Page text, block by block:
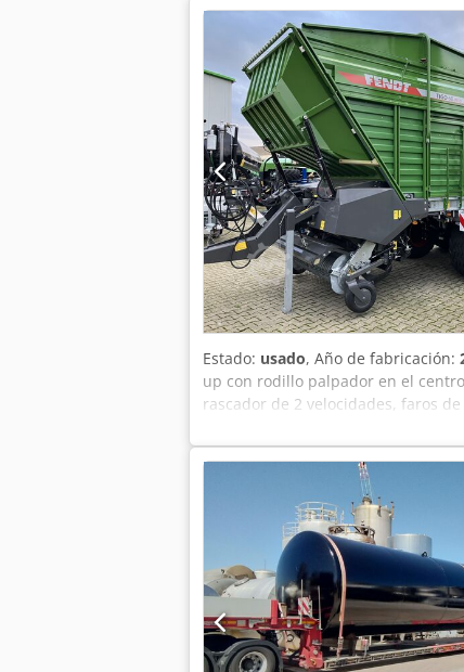
Estado: usado, Año de fabricación:
up con rodillo palpador en el
rascador de 2 velocidades, faros